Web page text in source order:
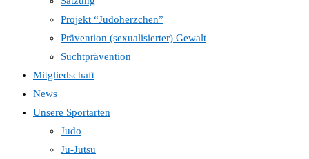
Projekt “Judoherzchen”
Prävention (sexualisierter) Gewalt
Suchtprävention
Mitgliedschaft
News
Unsere Sportarten
Judo
Ju-Jutsu